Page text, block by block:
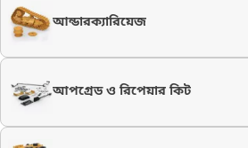
আন্ডারক্যারিয়েজ
আপগ্রেড ও রিপেয়ার কিট